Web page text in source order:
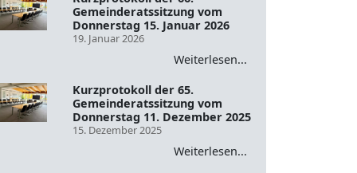
Gemeinderatssitzung vom
Donnerstag 15. Januar 2026
19. Januar 2026
Weiterlesen...
Kurzprotokoll der 65.
Gemeinderatssitzung vom
Donnerstag 11. Dezember 2025
15. Dezember 2025
Weiterlesen...